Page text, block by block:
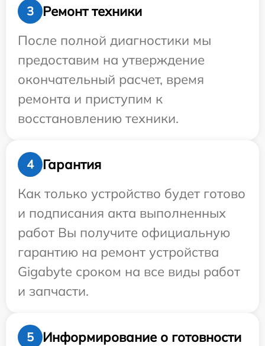
3
Ремонт техники
После полной диагностики мы
предоставим на утверждение
окончательный расчет, время
ремонта и приступим к
восстановлению техники.
4
Гарантия
Как только устройство будет готово
и подписания акта выполненных
работ Вы получите официальную
гарантию на ремонт устройства
Gigabyte сроком на все виды работ
и запчасти.
5
Информирование о готовности